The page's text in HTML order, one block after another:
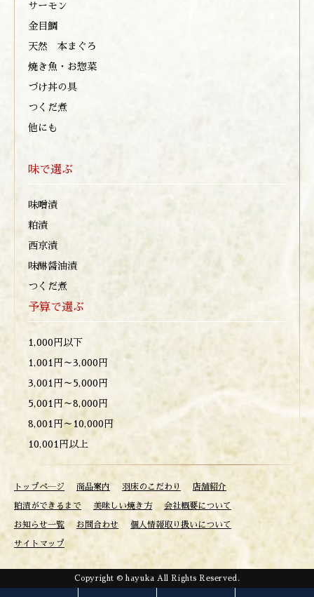
サーモン
金目鯛
天然 本まぐろ
焼き魚・お惣菜
づけ丼の具
つくだ煮
他にも
味で選ぶ
味噌漬
粕漬
西京漬
味醂醤油漬
つくだ煮
予算で選ぶ
1,000円以下
1,001円～3,000円
3,001円～5,000円
5,001円～8,000円
8,001円～10,000円
10,001円以上
トップペ―ジ 商品案内 羽床のこだわり 店舗紹介
粕漬ができるまで 美味しい焼き方 会社概要について
お知らせ一覧 お問合わせ 個人情報取り扱いについて
サイトマップ
Copyright © hayuka All Rights Reserved.